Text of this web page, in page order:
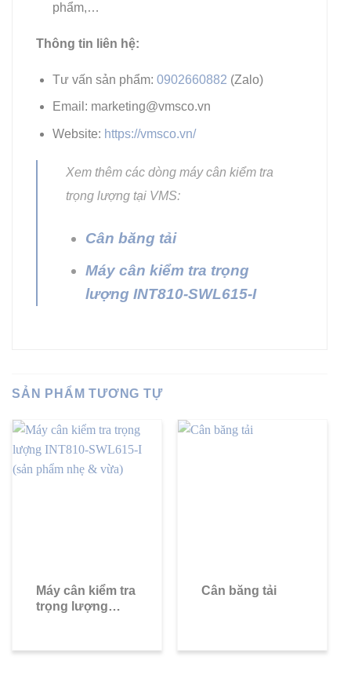
phẩm,…
Thông tin liên hệ:
Tư vấn sản phẩm: 0902660882 (Zalo)
Email: marketing@vmsco.vn
Website: https://vmsco.vn/
Xem thêm các dòng máy cân kiểm tra
trọng lượng tại VMS:
Cân băng tải
Máy cân kiểm tra trọng
lượng INT810-SWL615-I
SẢN PHẨM TƯƠNG TỰ
Máy cân kiểm tra
trọng lượng
& vừa)
Cân băng tải